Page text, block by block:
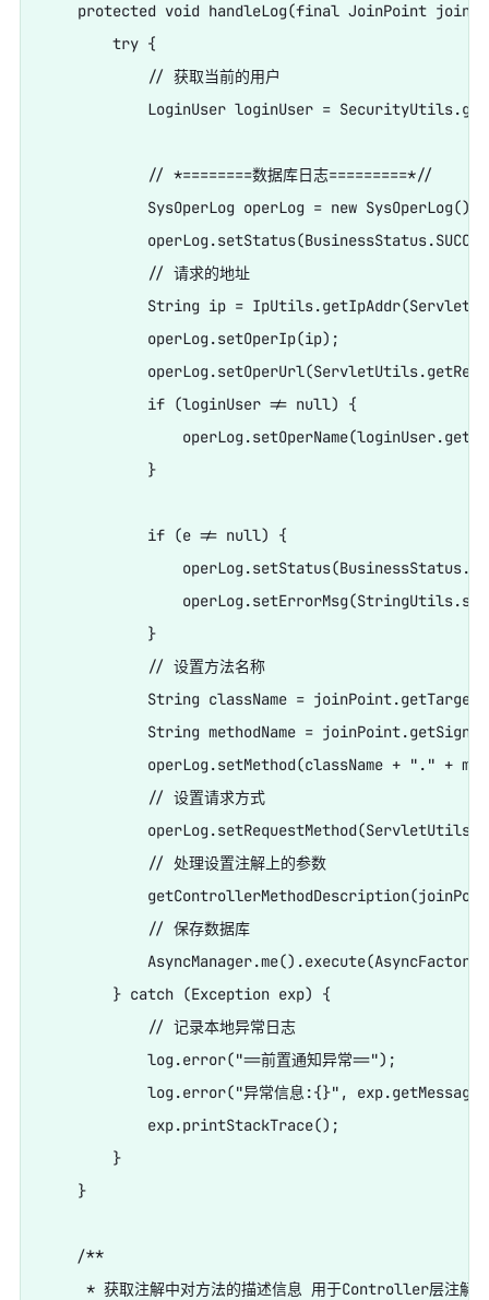
protected void handleLog(final JoinPoint
        try {
            // 获取当前的用户
LoginUser loginUser =
            // *========数据库日志=========*//
            SysOperLog operLog = new SysOperLog();
            // 请求的地址
String ip =
            operLog.setOperIp(ip);
            if (loginUser != null) {
            }
            if (e != null) {
            }
            // 设置方法名称
String className =
String methodName =
operLog.setMethod(className + "." +
            // 设置请求方式
            // 处理设置注解上的参数
            // 保存数据库
        } catch (Exception exp) {
            // 记录本地异常日志
            log.error("==前置通知异常==");
log.error("异常信息:{}",
            exp.printStackTrace();
        }
    }
    /**
     * 获取注解中对方法的描述信息 用于Controller层注解